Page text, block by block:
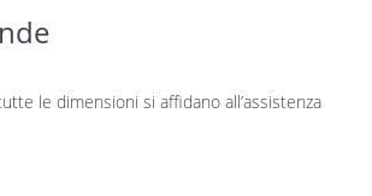
le dimensioni si affidano all’assistenza